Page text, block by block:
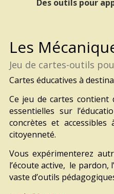
Des outils pour
Les
Jeu de cartes-outils
Cartes éducatives à
Ce jeu de cartes contient
essentielles sur
concrèteset accessibles
citoyenneté.
Vous expérimenterez
l’écoute active, le
vaste d’outils